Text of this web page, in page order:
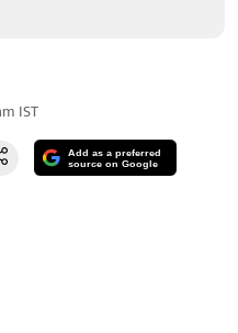
IST
Add as a preferred
source on Google